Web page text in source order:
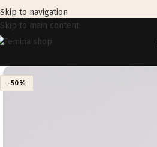
Skip to navigation
Skip to main content
-50%